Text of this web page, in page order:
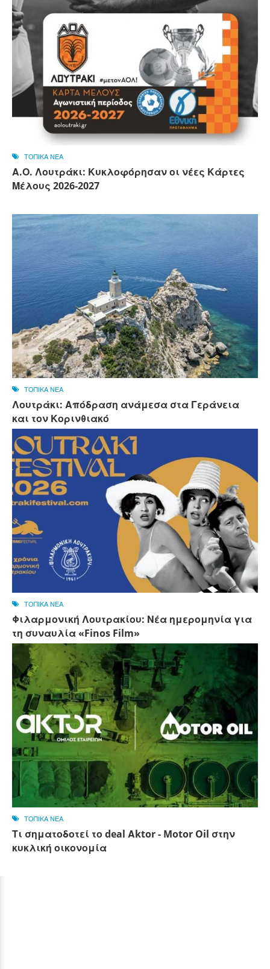
ΤΟΠΙΚΑ ΝΕΑ
Α.Ο. Λουτράκι: Κυκλοφόρησαν οι νέες Κάρτες
Μέλους 2026-2027
ΤΟΠΙΚΑ ΝΕΑ
Λουτράκι: Απόδραση ανάμεσα στα Γεράνεια
και τον Κορινθιακό
ΤΟΠΙΚΑ ΝΕΑ
Φιλαρμονική Λουτρακίου: Νέα ημερομηνία για
τη συναυλία «Finos Film»
ΤΟΠΙΚΑ ΝΕΑ
Τι σηματοδοτεί το deal Αktor - Motor Oil στην
κυκλική οικονομία